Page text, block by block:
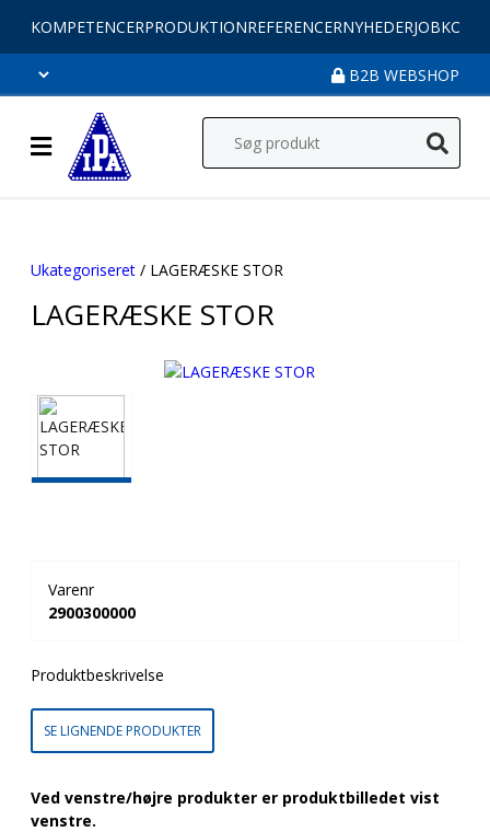
KOMPETENCERPRODUKTIONREFERENCERNYHEDERJOB
B2B WEBSHOP
Ukategoriseret / LAGERÆSKE STOR
LAGERÆSKE STOR
Varenr
2900300000
Produktbeskrivelse
SE LIGNENDE PRODUKTER
Ved venstre/højre produkter er produktbilledet vist
venstre.